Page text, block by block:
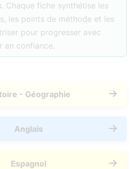
. Chaque fiche synthétise les
les points de méthode et les
pour progresser avec
en confiance.
- Géographie
Anglais
Espagnol